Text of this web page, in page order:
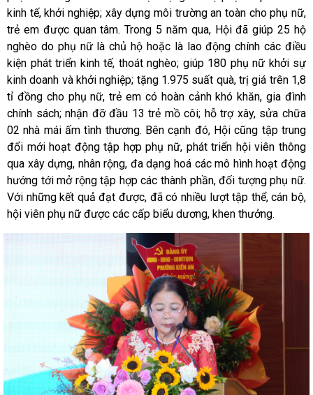
kinh tế, khởi nghiệp; xây dựng môi trường an toàn cho phụ nữ,
trẻ em được quan tâm. Trong 5 năm qua, Hội đã giúp 25 hộ
nghèo do phụ nữ là chủ hộ hoặc là lao động chính các điều
kiện phát triển kinh tế, thoát nghèo; giúp 180 phụ nữ khởi sự
kinh doanh và khởi nghiệp; tặng 1.975 suất quà, trị giá trên 1,8
tỉ đồng cho phụ nữ, trẻ em có hoàn cảnh khó khăn, gia đình
chính sách; nhận đỡ đầu 13 trẻ mồ côi; hỗ trợ xây, sửa chữa
02 nhà mái ấm tình thương. Bên cạnh đó, Hội cũng tập trung
đổi mới hoạt động tập hợp phụ nữ, phát triển hội viên thông
qua xây dựng, nhân rộng, đa dạng hoá các mô hình hoạt động
hướng tới mở rộng tập hợp các thành phần, đối tượng phụ nữ.
Với những kết quả đạt được, đã có nhiều lượt tập thể, cán bộ,
hội viên phụ nữ được các cấp biểu dương, khen thưởng.